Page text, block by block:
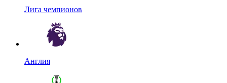
Лига чемпионов
Англия